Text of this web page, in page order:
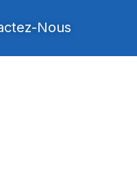
Nous